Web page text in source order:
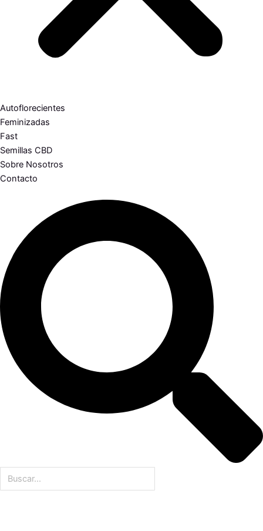
Autoflorecientes
Feminizadas
Fast
Semillas CBD
Sobre Nosotros
Contacto